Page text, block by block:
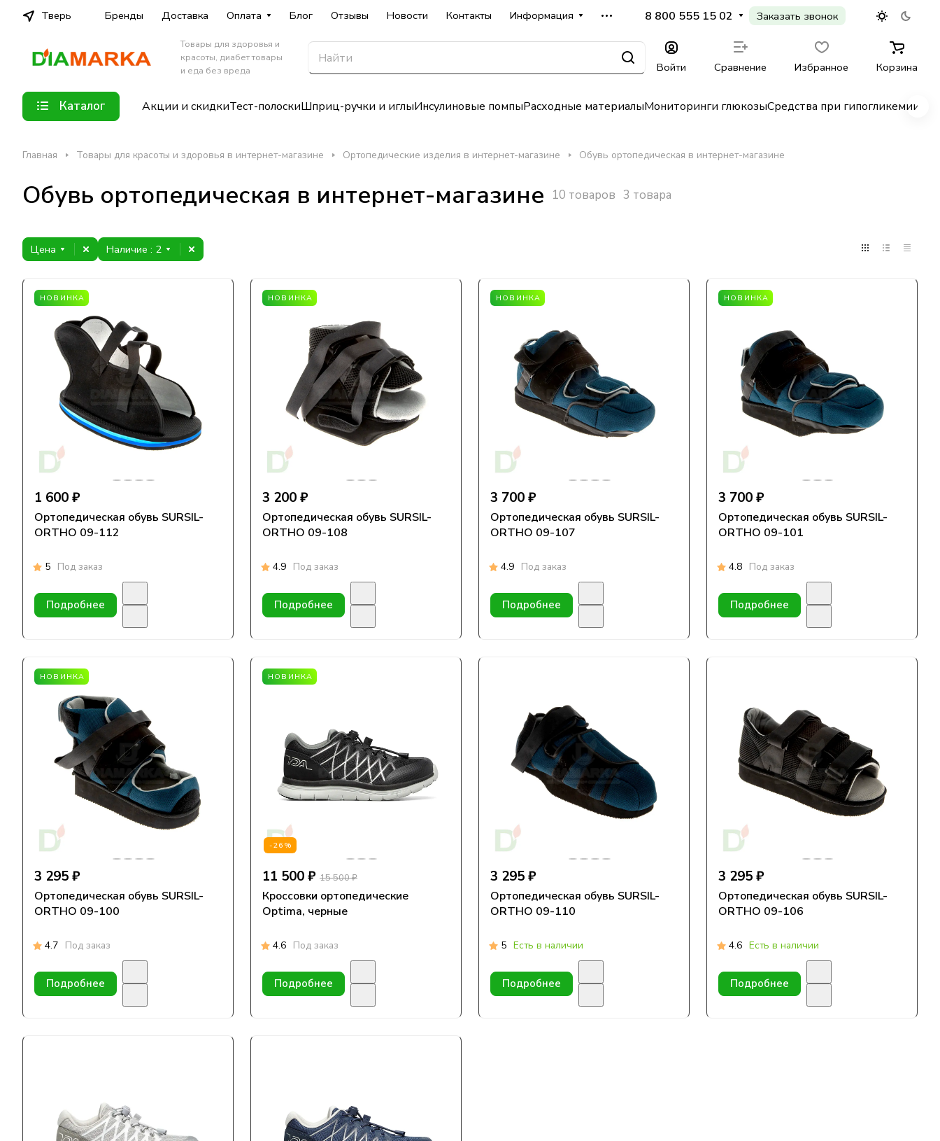
Тверь Бренды Доставка Оплата Блог Отзывы Новости Контакты Информация 8 800 555 15 02 Заказать звонок
Товары для здоровья и
красоты, диабет товары
и еда без вреда
Войти Сравнение Избранное Корзина
Каталог Акции и скидкиТест-полоскиШприц-ручки и иглыИнсулиновые помпыРасходные материалыМониторинги глюкозыСредства при гипогликемии
Главная Товары для красоты и здоровья в интернет-магазине Ортопедические изделия в интернет-магазине Обувь ортопедическая в интернет-магазине
Обувь ортопедическая в интернет-магазине 10 товаров 3 товара
Цена Наличие : 2
НОВИНКА
1 600 ₽
Ортопедическая обувь SURSIL-
ORTHO 09-112
5 Под заказ
Подробнее
НОВИНКА
3 200 ₽
Ортопедическая обувь SURSIL-
ORTHO 09-108
4.9 Под заказ
Подробнее
НОВИНКА
3 700 ₽
Ортопедическая обувь SURSIL-
ORTHO 09-107
4.9 Под заказ
Подробнее
НОВИНКА
3 700 ₽
Ортопедическая обувь SURSIL-
ORTHO 09-101
4.8 Под заказ
Подробнее
НОВИНКА
3 295 ₽
Ортопедическая обувь SURSIL-
ORTHO 09-100
4.7 Под заказ
Подробнее
НОВИНКА
-26%
11 500 ₽ 15 500 ₽
Кроссовки ортопедические
Optima, черные
4.6 Под заказ
Подробнее
3 295 ₽
Ортопедическая обувь SURSIL-
ORTHO 09-110
5 Есть в наличии
Подробнее
3 295 ₽
Ортопедическая обувь SURSIL-
ORTHO 09-106
4.6 Есть в наличии
Подробнее